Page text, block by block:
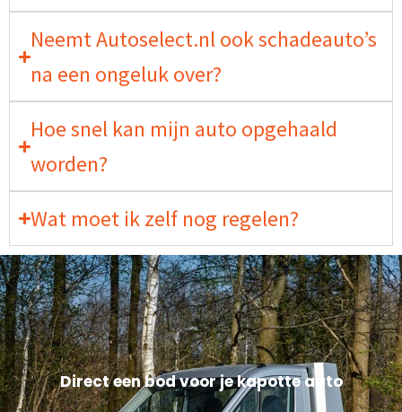
Neemt Autoselect.nl ook schadeauto’s
na een ongeluk over?
Hoe snel kan mijn auto opgehaald
worden?
Wat moet ik zelf nog regelen?
Direct een bod voor je kapotte auto